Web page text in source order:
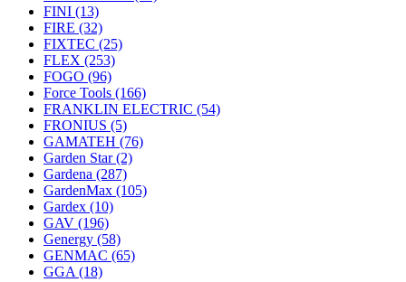
FINI (13)
FIRE (32)
FIXTEC (25)
FLEX (253)
FOGO (96)
Force Tools (166)
FRANKLIN ELECTRIC (54)
FRONIUS (5)
GAMATEH (76)
Garden Star(2)
Gardena (287)
GardenMax (105)
Gardex (10)
GAV (196)
Genergy (58)
GENMAC (65)
GGA (18)